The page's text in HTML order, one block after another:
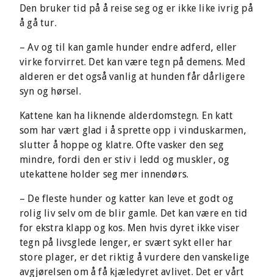
Den bruker tid på å reise seg og er ikke like ivrig på
å gå tur.
– Av og til kan gamle hunder endre adferd, eller
virke forvirret. Det kan være tegn på demens. Med
alderen er det også vanlig at hunden får dårligere
syn og hørsel.
Kattene kan ha liknende alderdomstegn. En katt
som har vært glad i å sprette opp i vinduskarmen,
slutter å hoppe og klatre. Ofte vasker den seg
mindre, fordi den er stiv i ledd og muskler, og
utekattene holder seg mer innendørs.
– De fleste hunder og katter kan leve et godt og
rolig liv selv om de blir gamle. Det kan være en tid
for ekstra klapp og kos. Men hvis dyret ikke viser
tegn på livsglede lenger, er svært sykt eller har
store plager, er det riktig å vurdere den vanskelige
avgjørelsen om å få kjæledyret avlivet. Det er vårt